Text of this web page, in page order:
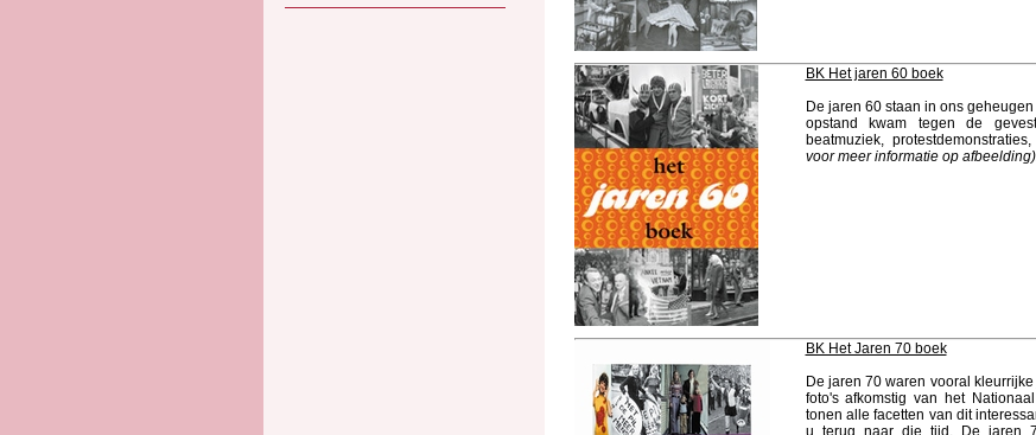
BK Het jaren 60 boek
De jaren 60 staan in ons
opstand kwam tegen de
beatmuziek,
voor meer informatie op
BK Het Jaren 70 boek
De jaren 70 waren vooral
foto's afkomstig van het
tonen alle facetten van dit
u terug naar die tijd. De jaren